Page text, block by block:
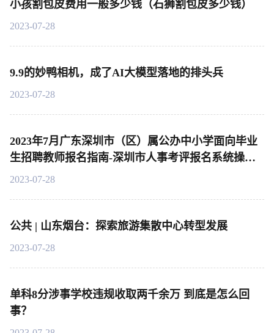
小孩割包皮费用一般多少钱（石狮割包皮多少钱）
2023-07-28
9.9的妙鸭相机，成了AI大模型落地的排头兵
2023-07-28
2023年7月广东深圳市（区）属公办中小学面向毕业
生招聘教师报名指南-深圳市人事考评报名系统操作
说明
2023-07-28
公共 | 山东烟台：探索旅游集散中心转型发展
2023-07-28
单科8分涉事学校违规收取两千余万 到底是怎么回
事？